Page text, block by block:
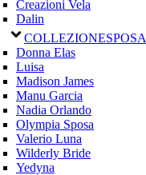
Creazioni Vela
Dalin
COLLEZIONESPOSA
Donna Elas
Luisa
Madison James
Manu Garcia
Nadia Orlando
Olympia Sposa
Valerio Luna
Wilderly Bride
Yedyna